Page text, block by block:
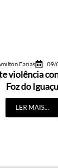
Farias 09/
violência
Foz do Iguaçu
LER MAIS...